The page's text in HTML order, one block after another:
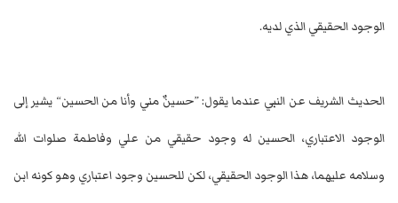
الوجود الحقيقي الذي لديه.
الحديث الشريف عن النبي عندما يقول: ”حسينٌ مني وأنا من الحسين“ يشير إلى
الوجود الاعتباري، الحسين له وجود حقيقي من علي وفاطمة صلوات الله
وسلامه عليهما، هذا الوجود الحقيقي، لكن للحسين وجود اعتباري وهو كونه ابن